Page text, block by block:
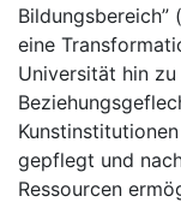
eine
Universität hin
gepflegt und
Ressourcen